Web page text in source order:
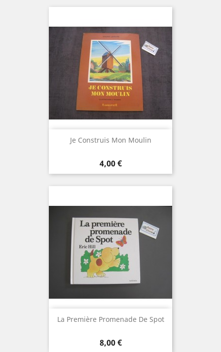
Je Construis Mon Moulin
Prix
4,00 €
La Première Promenade De Spot
Prix
8,00 €